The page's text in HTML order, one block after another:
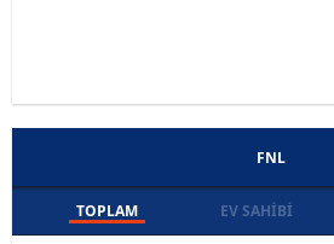
FNL
TOPLAM EV SAHIBI